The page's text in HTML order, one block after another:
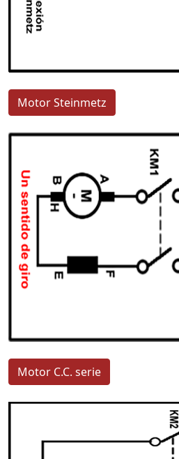
Motor Steinmetz
Motor C.C. serie